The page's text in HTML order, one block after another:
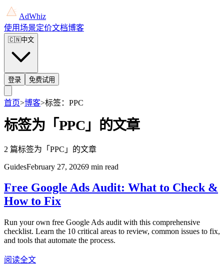
AdWhiz
使用场景定价文档博客
🇨🇳中文
登录 免费试用
首页>博客>标签：PPC
标签为「PPC」的文章
2 篇标签为「PPC」的文章
GuidesFebruary 27, 20269 min read
Free Google Ads Audit: What to Check &
How to Fix
Run your own free Google Ads audit with this comprehensive
checklist. Learn the 10 critical areas to review, common issues to fix,
and tools that automate the process.
阅读全文